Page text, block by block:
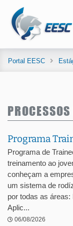
Portal EESC
Programa
Programa de
treinamento ao
conheçam a
um sistema de
por todas as áreas:
Aplic...
06/08/2026